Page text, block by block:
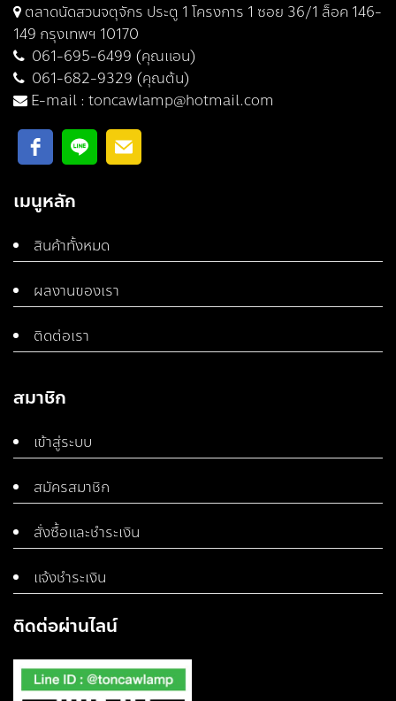
ตลาดนัดสวนจตุจักร ประตู 1 โครงการ 1 ซอย 36/1 ล็อค 146-
149 กรุงเทพฯ 10170
061-695-6499 (คุณแอน)
061-682-9329 (คุณต้น)
E-mail : toncawlamp@hotmail.com
เมนูหลัก
สินค้าทั้งหมด
ผลงานของเรา
ติดต่อเรา
สมาชิก
เข้าสู่ระบบ
สมัครสมาชิก
สั่งซื้อและชำระเงิน
แจ้งชำระเงิน
ติดต่อผ่านไลน์